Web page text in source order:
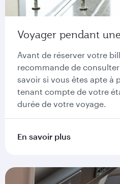
Voyager pendant
Avant de réserver votre
recommande de
savoir si vous êtes apte à
tenant compte de votre
durée de votre voyage.
En savoir plus